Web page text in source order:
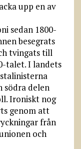
upp en av
sedan 1800-
besegrats
tvingats till
talet. I landets
södra delen
Ironiskt nog
genom att
från
och